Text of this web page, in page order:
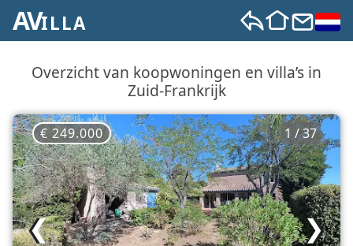
AVILLA
Overzicht van koopwoningen en villa’s in
Zuid‑Frankrijk
1 / 37
❯
❮
€ 249.000